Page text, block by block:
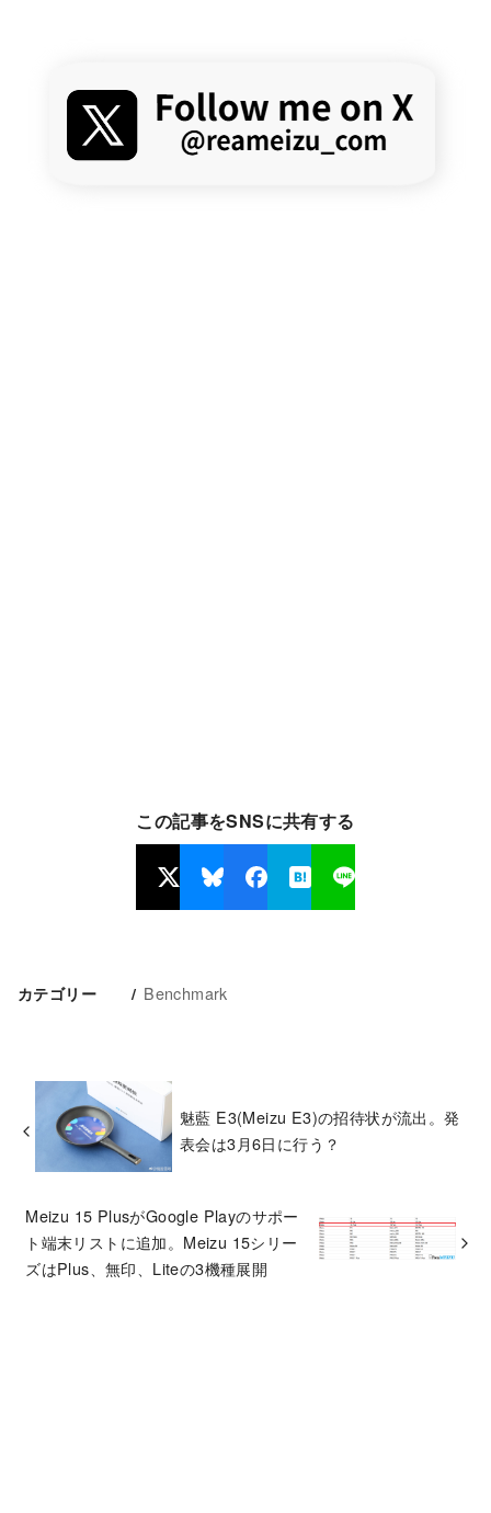
この記事をSNSに共有する
カテゴリー Benchmark
魅藍 E3(Meizu E3)の招待状が流出。発
表会は3月6日に行う？
Meizu 15 PlusがGoogle Playのサポー
ト端末リストに追加。Meizu 15シリー
ズはPlus、無印、Liteの3機種展開